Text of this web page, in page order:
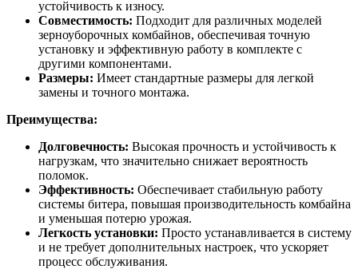
устойчивость к износу.
Совместимость: Подходит для различных моделей
зерноуборочных комбайнов, обеспечивая точную
установку и эффективную работу в комплекте с
другими компонентами.
Размеры: Имеет стандартные размеры для легкой
замены и точного монтажа.
Преимущества:
Долговечность: Высокая прочность и устойчивость к
нагрузкам, что значительно снижает вероятность
поломок.
Эффективность: Обеспечивает стабильную работу
системы битера, повышая производительность комбайна
и уменьшая потерю урожая.
Легкость установки: Просто устанавливается в систему
и не требует дополнительных настроек, что ускоряет
процесс обслуживания.